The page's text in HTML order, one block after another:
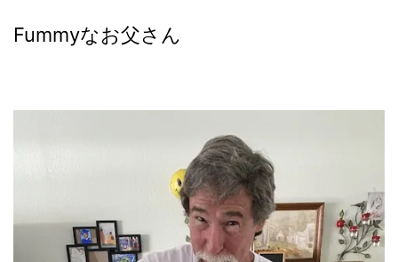
Fummyなお父さん